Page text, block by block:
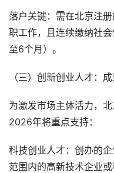
落户关键：需在北京注
职工作，且连续缴纳社
至6个月）。
（三）创新创业人才：
为激发市场主体活力，
2026年将重点支持：
科技创业人才：创办的
范围内的高新技术企业